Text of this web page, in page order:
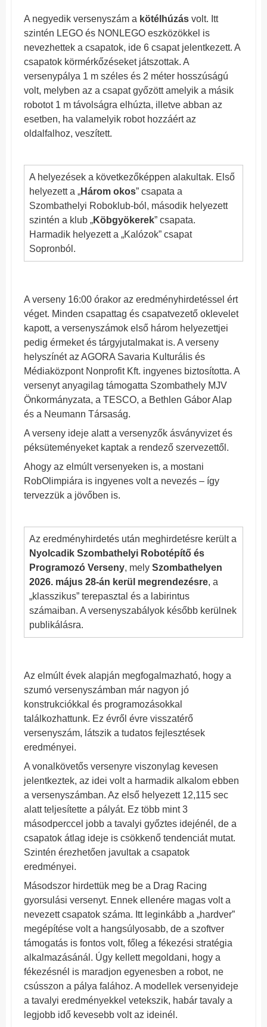
A negyedik versenyszám a kötélhúzás volt. Itt
szintén LEGO és NONLEGO eszközökkel is
nevezhettek a csapatok, ide 6 csapat jelentkezett. A
csapatok körmérkőzéseket játszottak. A
versenypálya 1 m széles és 2 méter hosszúságú
volt, melyben az a csapat győzött amelyik a másik
robotot 1 m távolságra elhúzta, illetve abban az
esetben, ha valamelyik robot hozzáért az
oldalfalhoz, veszített.
A helyezések a következőképpen alakultak. Első
helyezett a „Három okos” csapata a
Szombathelyi Roboklub-ból, második helyezett
szintén a klub „Köbgyökerek” csapata.
Harmadik helyezett a „Kalózok” csapat
Sopronból.
A verseny 16:00 órakor az eredményhirdetéssel ért
véget. Minden csapattag és csapatvezető oklevelet
kapott, a versenyszámok első három helyezettjei
pedig érmeket és tárgyjutalmakat is. A verseny
helyszínét az AGORA Savaria Kulturális és
Médiaközpont Nonprofit Kft. ingyenes biztosította. A
versenyt anyagilag támogatta Szombathely MJV
Önkormányzata, a TESCO, a Bethlen Gábor Alap
és a Neumann Társaság.
A verseny ideje alatt a versenyzők ásványvizet és
péksüteményeket kaptak a rendező szervezettől.
Ahogy az elmúlt versenyeken is, a mostani
RobOlimpiára is ingyenes volt a nevezés – így
tervezzük a jövőben is.
Az eredményhirdetés után meghirdetésre került a
Nyolcadik Szombathelyi Robotépítő és
Programozó Verseny, mely Szombathelyen
2026. május 28-án kerül megrendezésre, a
„klasszikus” terepasztal és a labirintus
számaiban. A versenyszabályok később kerülnek
publikálásra.
Az elmúlt évek alapján megfogalmazható, hogy a
szumó versenyszámban már nagyon jó
konstrukciókkal és programozásokkal
találkozhattunk. Ez évről évre visszatérő
versenyszám, látszik a tudatos fejlesztések
eredményei.
A vonalkövetős versenyre viszonylag kevesen
jelentkeztek, az idei volt a harmadik alkalom ebben
a versenyszámban. Az első helyezett 12,115 sec
alatt teljesítette a pályát. Ez több mint 3
másodperccel jobb a tavalyi győztes idejénél, de a
csapatok átlag ideje is csökkenő tendenciát mutat.
Szintén érezhetően javultak a csapatok
eredményei.
Másodszor hirdettük meg be a Drag Racing
gyorsulási versenyt. Ennek ellenére magas volt a
nevezett csapatok száma. Itt leginkább a „hardver”
megépítése volt a hangsúlyosabb, de a szoftver
támogatás is fontos volt, főleg a fékezési stratégia
alkalmazásánál. Úgy kellett megoldani, hogy a
fékezésnél is maradjon egyenesben a robot, ne
csússzon a pálya falához. A modellek versenyideje
a tavalyi eredményekkel vetekszik, habár tavaly a
legjobb idő kevesebb volt az ideinél.